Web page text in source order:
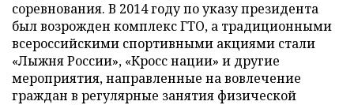
соревнования. В 2014 году по указу президента
был возрожден комплекс ГТО, а традиционными
всероссийскими спортивными акциями стали
«Лыжня России», «Кросс нации» и другие
мероприятия, направленные на вовлечение
граждан в регулярные занятия физической